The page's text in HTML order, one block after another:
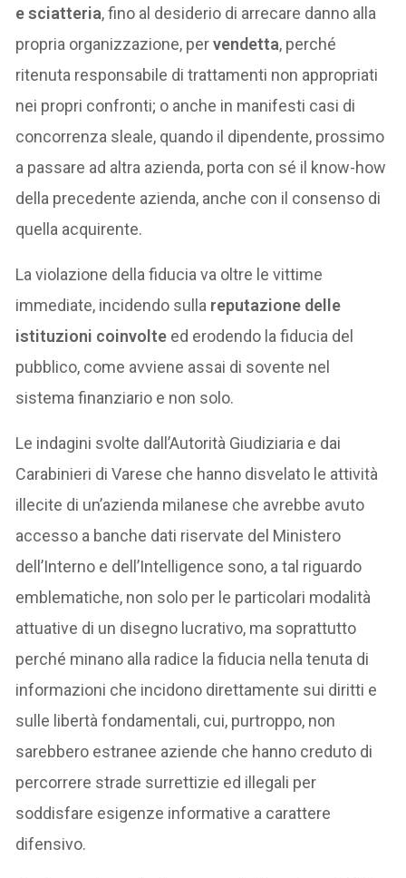
e sciatteria, fino al desiderio di arrecare danno alla
propria organizzazione, pervendetta, perché
ritenuta responsabile di trattamenti non appropriati
nei propri confronti; o anche in manifesti casi di
concorrenza sleale, quando il dipendente, prossimo
a passare ad altra azienda, porta con sé il know-how
della precedente azienda, anche con il consenso di
quella acquirente.
La violazione della fiducia va oltre le vittime
immediate, incidendo sulla reputazione delle
istituzioni coinvolte ed erodendo la fiducia del
pubblico, come avviene assai di sovente nel
sistema finanziario e non solo.
Le indagini svolte dall’Autorità Giudiziaria e dai
Carabinieri di Varese che hanno disvelato le attività
illecite di un’azienda milanese che avrebbe avuto
accesso a banche dati riservate del Ministero
dell’Interno e dell’Intelligence sono, a tal riguardo
emblematiche, non solo per le particolari modalità
attuative di un disegno lucrativo, ma soprattutto
perché minano alla radice la fiducia nella tenuta di
informazioni che incidono direttamente sui diritti e
sulle libertà fondamentali, cui, purtroppo, non
sarebbero estranee aziende che hanno creduto di
percorrere strade surrettizie ed illegali per
soddisfare esigenze informative a carattere
difensivo.